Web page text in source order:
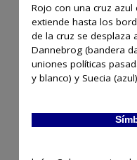
Rojo con una cruz
extiende hasta los
de la cruz se desplaza
Dannebrog (bandera
uniones políticas
y blanco) y Suecia (azul)